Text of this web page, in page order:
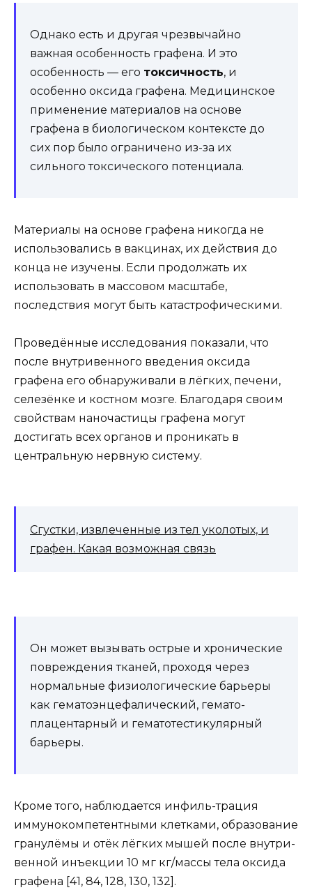
Однако есть и другая чрезвычайно
важная особенность графена. И это
особенность — его токсичность, и
особенно оксида графена. Медицинское
применение материалов на основе
графена в биологическом контексте до
сих пор было ограничено из-за их
сильного токсического потенциала.
Материалы на основе графена никогда не
использовались в вакцинах, их действия до
конца не изучены. Если продолжать их
использовать в массовом масштабе,
последствия могут быть катастрофическими.
Проведённые исследования показали, что
после внутривенного введения оксида
графена его обнаруживали в лёгких, печени,
селезёнке и костном мозге. Благодаря своим
свойствам наночастицы графена могут
достигать всех органов и проникать в
центральную нервную систему.
Сгустки, извлеченные из тел уколотых, и
графен. Какая возможная связь
Он может вызывать острые и хронические
повреждения тканей, проходя через
нормальные физиологические барьеры
как гематоэнцефалический, гемато-
плацентарный и гематотестикулярный
барьеры.
Кроме того, наблюдается инфиль-трация
иммунокомпетентными клетками, образование
гранулёмы и отёк лёгких мышей после внутри-
венной инъекции 10 мг кг/массы тела оксида
графена [41, 84, 128, 130, 132].